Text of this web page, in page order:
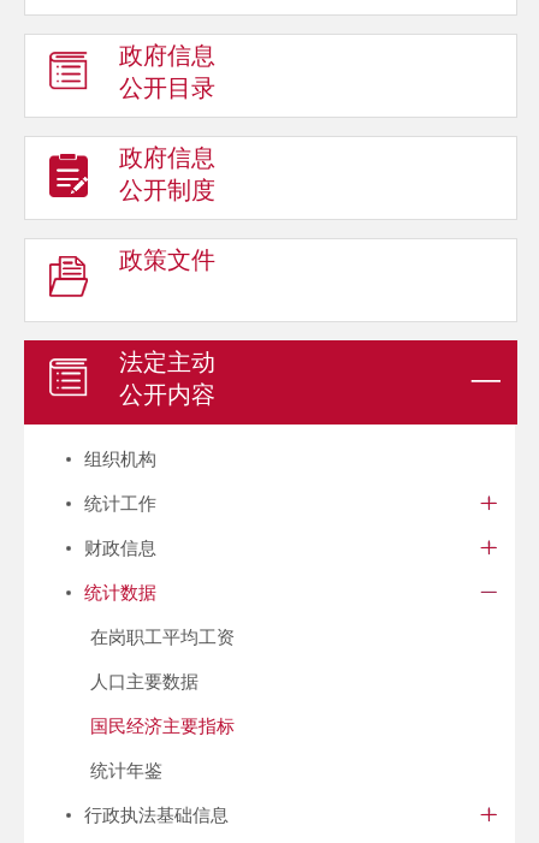
政府信息
公开目录
政府信息
公开制度
政策文件
法定主动
公开内容
组织机构
统计工作
财政信息
统计数据
在岗职工平均工资
人口主要数据
国民经济主要指标
统计年鉴
行政执法基础信息